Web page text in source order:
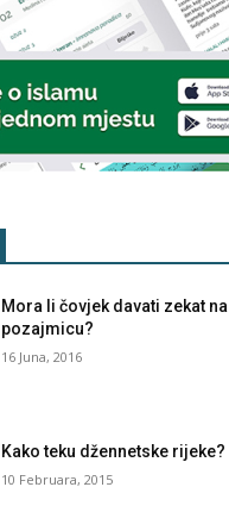
Mora li čovjek davati zekat na
pozajmicu?
16 Juna, 2016
Kako teku džennetske rijeke?
10 Februara, 2015